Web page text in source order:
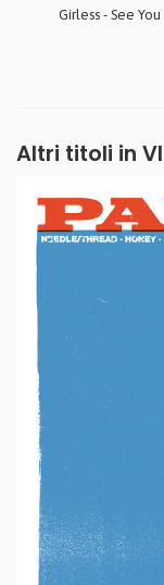
Girless - See
Altri titoli in